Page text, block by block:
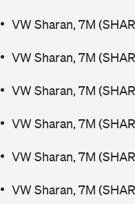
VW Sharan, 7M
VW Sharan, 7M
VW Sharan, 7M
VW Sharan, 7M
VW Sharan, 7M
VW Sharan, 7M